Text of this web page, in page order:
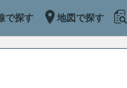
で探す 地図で探す